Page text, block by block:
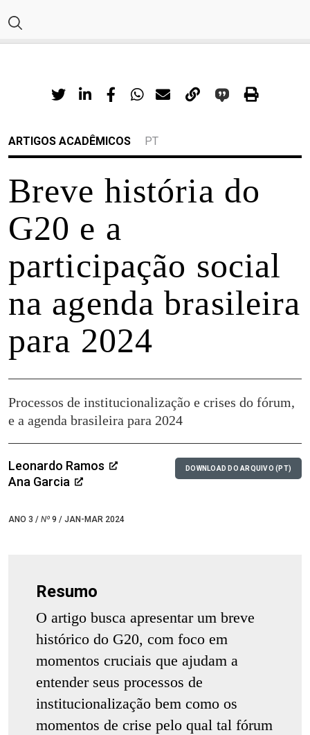
ARTIGOS ACADÊMICOS PT
Breve história do
G20 e a
participação social
na agenda brasileira
para 2024
Processos de institucionalização e crises do fórum,
e a agenda brasileira para 2024
Leonardo Ramos
Ana Garcia
ANO 3 / Nº 9 / JAN-MAR 2024
DOWNLOAD DO ARQUIVO (PT)
Resumo
O artigo busca apresentar um breve
histórico do G20, com foco em
momentos cruciais que ajudam a
entender seus processos de
institucionalização bem como os
momentos de crise pelo qual tal fórum